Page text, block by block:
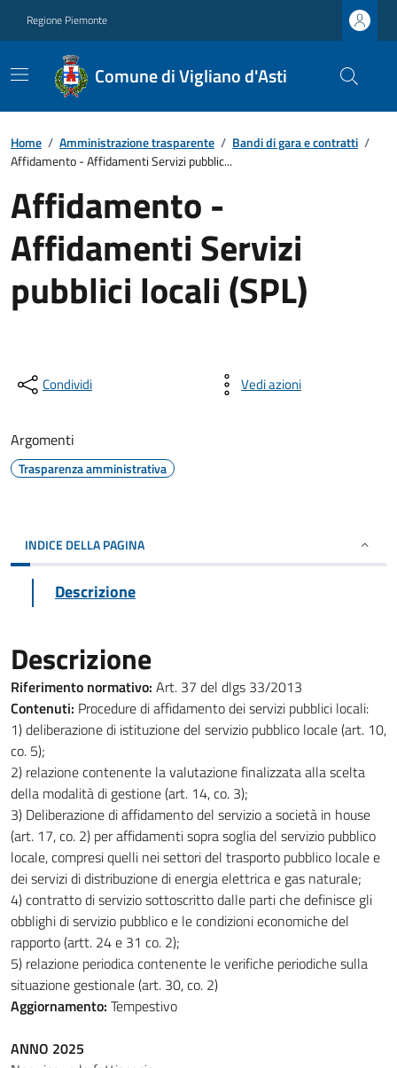
Regione Piemonte
Comune di Vigliano d'Asti
Home / Amministrazione trasparente / Bandi di gara e contratti /
Affidamento - Affidamenti Servizi pubblic...
Affidamento -
Affidamenti Servizi
pubblici locali (SPL)
Condividi Vedi azioni
Argomenti
Trasparenza amministrativa
INDICE DELLA PAGINA
Descrizione
Descrizione
Riferimento normativo: Art. 37 del dlgs 33/2013
Contenuti: Procedure di affidamento dei servizi pubblici locali:
1) deliberazione di istituzione del servizio pubblico locale (art. 10,
co. 5);
2) relazione contenente la valutazione finalizzata alla scelta
della modalità di gestione (art. 14, co. 3);
3) Deliberazione di affidamento del servizio a società in house
(art. 17, co. 2) per affidamenti sopra soglia del servizio pubblico
locale, compresi quelli nei settori del trasporto pubblico locale e
dei servizi di distribuzione di energia elettrica e gas naturale;
4) contratto di servizio sottoscritto dalle parti che definisce gli
obblighi di servizio pubblico e le condizioni economiche del
rapporto (artt. 24 e 31 co. 2);
5) relazione periodica contenente le verifiche periodiche sulla
situazione gestionale (art. 30, co. 2)
Aggiornamento: Tempestivo
ANNO 2025